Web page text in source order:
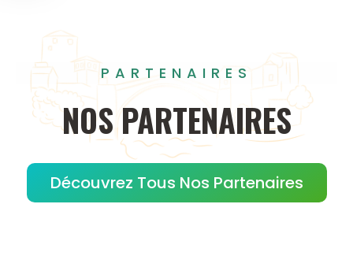
PARTENAIRES
NOS PARTENAIRES
Découvrez Tous Nos Partenaires